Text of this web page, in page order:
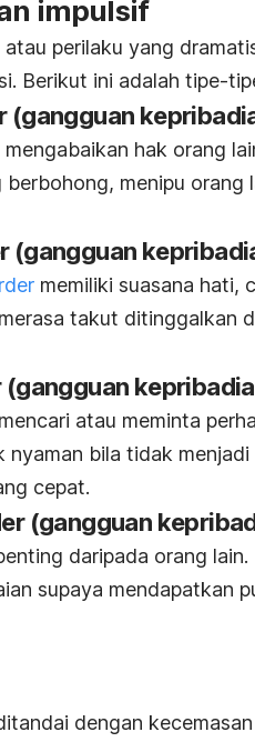
impulsif
perilaku yang
Berikut ini adalah tipe-
(gangguan
mengabaikan hak orang
menipu orang
(gangguan
memiliki suasana hati,
takut ditinggalkan
(gangguan
atau meminta
nyaman bila tidak
cepat.
(gangguan
daripada orang lain.
supaya mendapatkan
dengan